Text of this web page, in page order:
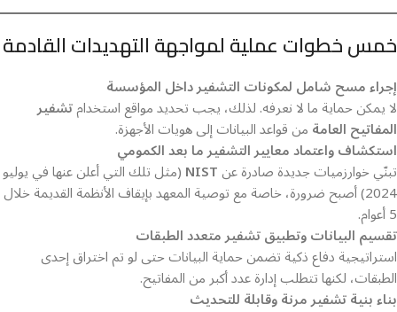
خمس خطوات عملية لمواجهة التهديدات القادمة
إجراء مسح شامل لمكونات التشفير داخل المؤسسة
لا يمكن حماية ما لا نعرفه. لذلك، يجب تحديد مواقع استخدامتشفير
المفاتيح العامةمن قواعد البيانات إلى هويات الأجهزة.
استكشاف واعتماد معايير التشفير ما بعد الكمومي
تبنّي خوارزميات جديدة صادرة عنNIST(مثل تلك التي أعلن عنها في يوليو
2024) أصبح ضرورة، خاصة مع توصية المعهد بإيقاف الأنظمة القديمة خلال
5 أعوام.
تقسيم البيانات وتطبيق تشفير متعدد الطبقات
استراتيجية دفاع ذكية تضمن حماية البيانات حتى لو تم اختراق إحدى
الطبقات، لكنها تتطلب إدارة عدد أكبر من المفاتيح.
بناء بنية تشفير مرنة وقابلة للتحديث